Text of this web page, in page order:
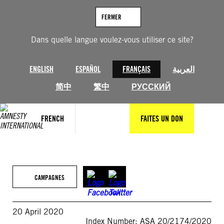
Dans quelle langue voulez-vous utiliser ce site?
ENGLISH ESPAÑOL FRANÇAIS
العربية
简中
繁中 РУССКИЙ
FERMER
FRENCH FAITES UN DON
CAMPAGNES
20 April 2020
Index Number: ASA 20/2174/2020